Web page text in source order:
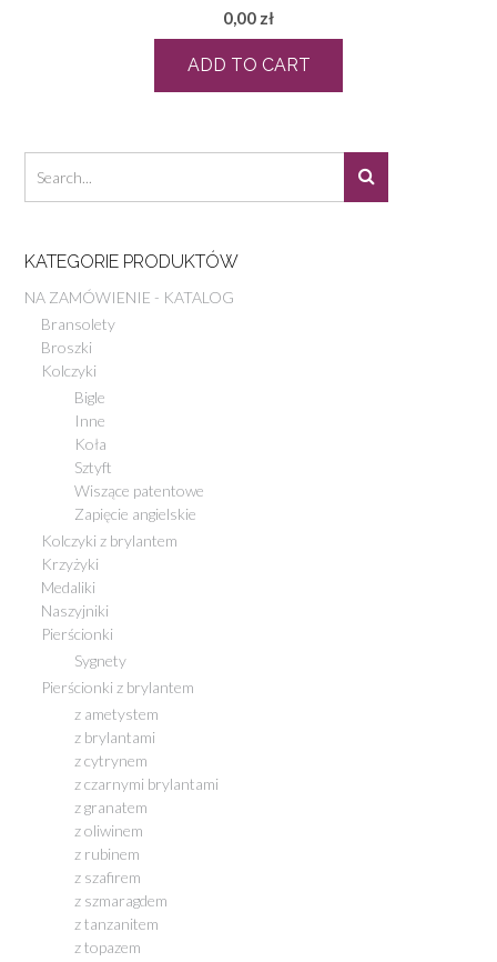
0,00 zł
ADD TO CART
KATEGORIE PRODUKTÓW
NA ZAMÓWIENIE - KATALOG
Bransolety
Broszki
Kolczyki
Bigle
Inne
Koła
Sztyft
Wiszące patentowe
Zapięcie angielskie
Kolczyki z brylantem
Krzyżyki
Medaliki
Naszyjniki
Pierścionki
Sygnety
Pierścionki z brylantem
z ametystem
z brylantami
z cytrynem
z czarnymi brylantami
z granatem
z oliwinem
z rubinem
z szafirem
z szmaragdem
z tanzanitem
z topazem